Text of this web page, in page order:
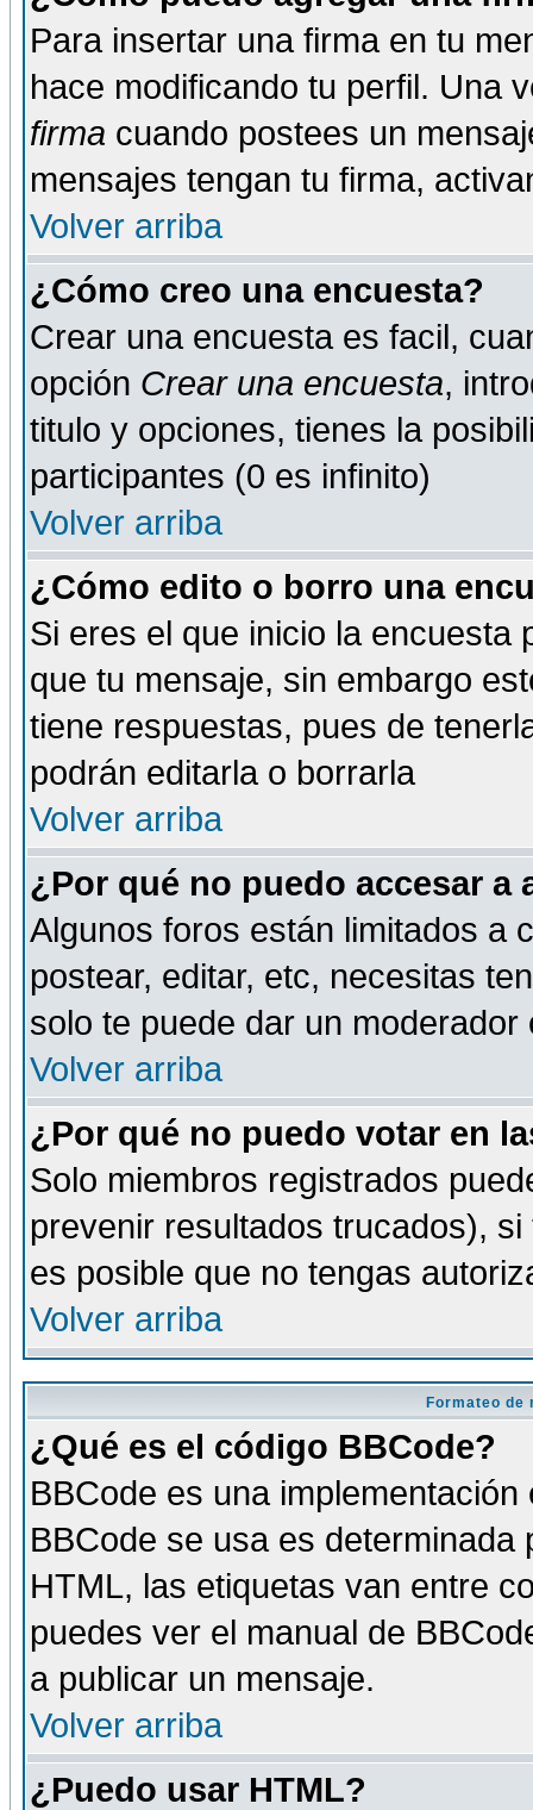
Para insertar una firma en tu
hace modificando tu perfil. Una
firma cuando postees un
mensajes tengan tu firma,
Volver arriba
¿Cómo creo una encuesta?
Crear una encuesta es facil,
opción Crear una encuesta,
titulo y opciones, tienes la
participantes (0 es infinito)
Volver arriba
¿Cómo edito o borro una
Si eres el que inicio la encuesta
que tu mensaje, sin embargo
tiene respuestas, pues de
podrán editarla o borrarla
Volver arriba
¿Por qué no puedo accesar a
Algunos foros están limitados a
postear, editar, etc, necesitas
solo te puede dar un
Volver arriba
¿Por qué no puedo votar en
Solo miembros registrados
prevenir resultados trucados),
es posible que no tengas
Volver arriba
Formateo de
¿Qué es el código BBCode?
BBCode es una
BBCode se usa es
HTML, las etiquetas van entre
puedes ver el manual de
a publicar un mensaje.
Volver arriba
¿Puedo usar HTML?